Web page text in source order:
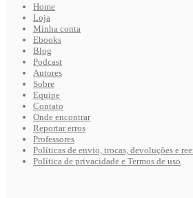
Home
Loja
Minha conta
Ebooks
Blog
Podcast
Autores
Sobre
Equipe
Contato
Onde encontrar
Reportar erros
Professores
Políticas de envio, trocas, devoluções e
Política de privacidade e Termos de uso